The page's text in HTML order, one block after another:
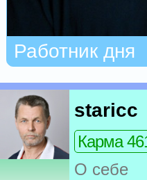
Работник дня
staricc
Карма
О себе